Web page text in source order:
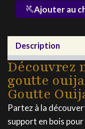
quantité
Ouija
Papillon
Ajouter au
Description
Découvrez
goutte
Goutte
Partez à la
support en bois